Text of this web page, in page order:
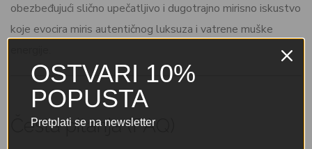
obezbeđujući slično upečatljivo i dugotrajno mirisno iskustvo
koje evocira miris autentičnog luksuza i vatrene muške
Česta pitanja (FAQ)
OSTVARI 10%
POPUSTA
Pretplati se na newsletter